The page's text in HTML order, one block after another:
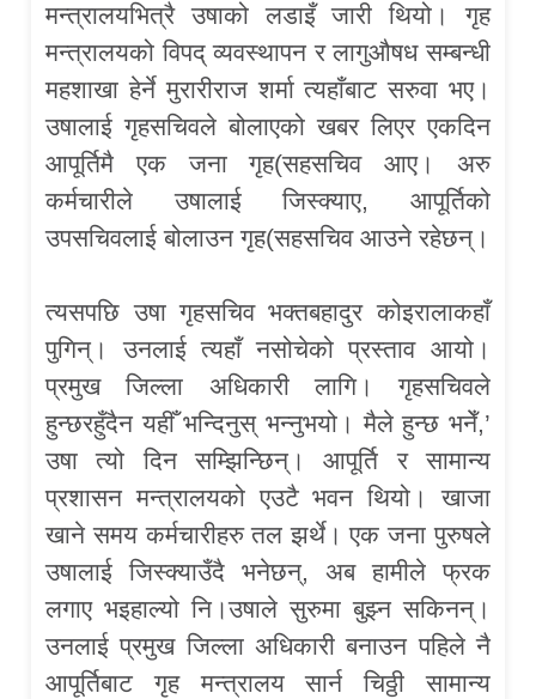
मन्त्रालयभित्रै उषाको लडाइँ जारी थियो। गृह
मन्त्रालयको विपद् व्यवस्थापन र लागुऔषध सम्बन्धी
महशाखा हेर्ने मुरारीराज शर्मा त्यहाँबाट सरुवा भए।
उषालाई गृहसचिवले बोलाएको खबर लिएर एकदिन
आपूर्तिमै एक जना गृह(सहसचिव आए। अरु
कर्मचारीले उषालाई जिस्क्याए, आपूर्तिको
उपसचिवलाई बोलाउन गृह(सहसचिव आउने रहेछन्।
त्यसपछि उषा गृहसचिव भक्तबहादुर कोइरालाकहाँ
पुगिन्। उनलाई त्यहाँ नसोचेको प्रस्ताव आयो।
प्रमुख जिल्ला अधिकारी लागि। गृहसचिवले
हुन्छरहुँदैन यहीँ भन्दिनुस् भन्नुभयो। मैले हुन्छ भनेँ,’
उषा त्यो दिन सम्झिन्छिन्। आपूर्ति र सामान्य
प्रशासन मन्त्रालयको एउटै भवन थियो। खाजा
खाने समय कर्मचारीहरु तल झर्थे। एक जना पुरुषले
उषालाई जिस्क्याउँदै भनेछन्, अब हामीले फ्रक
लगाए भइहाल्यो नि।उषाले सुरुमा बुझ्न सकिनन्।
उनलाई प्रमुख जिल्ला अधिकारी बनाउन पहिले नै
आपूर्तिबाट गृह मन्त्रालय सार्न चिठ्ठी सामान्य